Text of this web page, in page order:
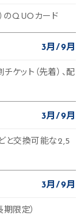
のQUOカード
3月 9月
ット（先着）、配
3月 9月
と交換可能な2,5
3月 9月
限定）